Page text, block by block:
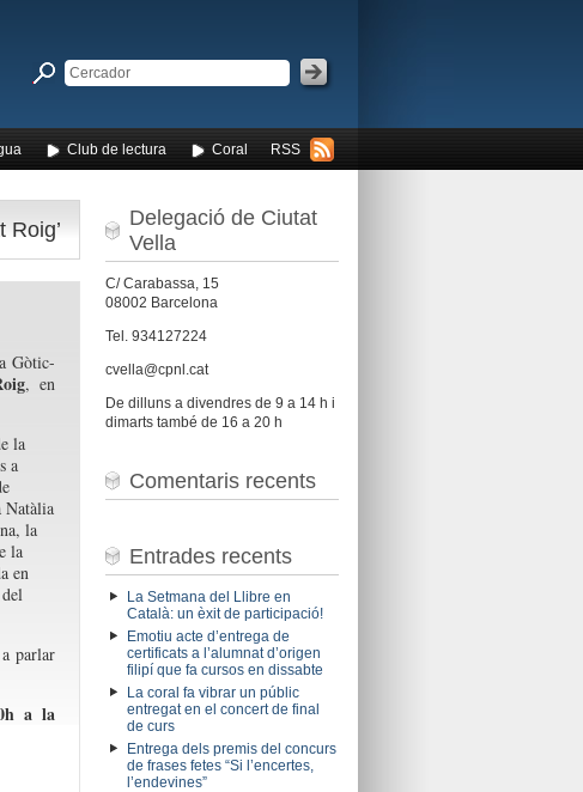
RSS
Club de lectura Coral
Roig’
Gòtic-
, en
la
a
Natàlia
la
la
en
parlar
a la
Delegació de Ciutat
Vella
C/ Carabassa, 15
08002 Barcelona
Tel. 934127224
cvella@cpnl.cat
De dilluns a divendres de 9 a 14 h i
dimarts també de 16 a 20 h
Comentaris recents
Entrades recents
La Setmana del Llibre en
Català: un èxit de participació!
Emotiu acte d’entrega de
certificats a l’alumnat d’origen
filipí que fa cursos en dissabte
La coral fa vibrar un públic
entregat en el concert de final
de curs
Entrega dels premis del concurs
de frases fetes “Si l’encertes,
l’endevines”